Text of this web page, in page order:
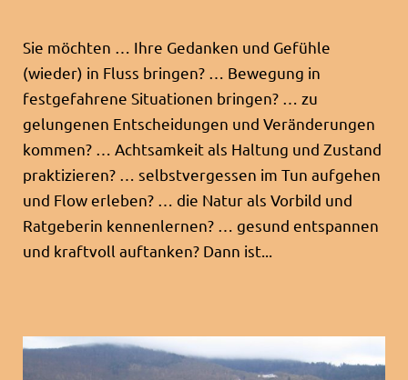
Sie möchten … Ihre Gedanken und Gefühle
(wieder) in Fluss bringen? … Bewegung in
festgefahrene Situationen bringen? … zu
gelungenen Entscheidungen und Veränderungen
kommen? … Achtsamkeit als Haltung und Zustand
praktizieren? … selbstvergessen im Tun aufgehen
und Flow erleben? … die Natur als Vorbild und
Ratgeberin kennenlernen? … gesund entspannen
und kraftvoll auftanken? Dann ist...